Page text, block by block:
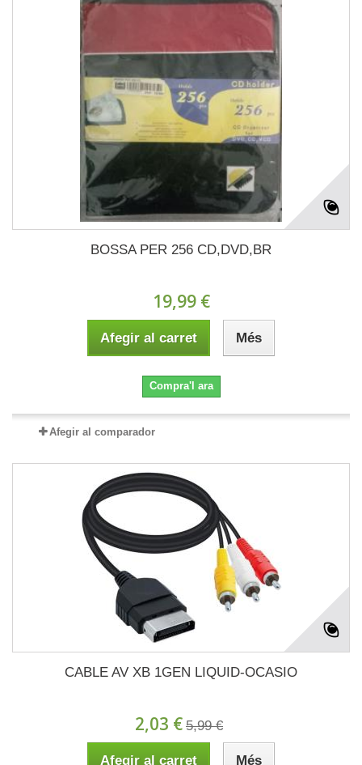
BOSSA PER 256 CD,DVD,BR
19,99 €
Afegir al carret Més
Compra'l ara
Afegir al comparador
CABLE AV XB 1GEN LIQUID-OCASIO
2,03 € 5,99 €
Afegir al carret Més